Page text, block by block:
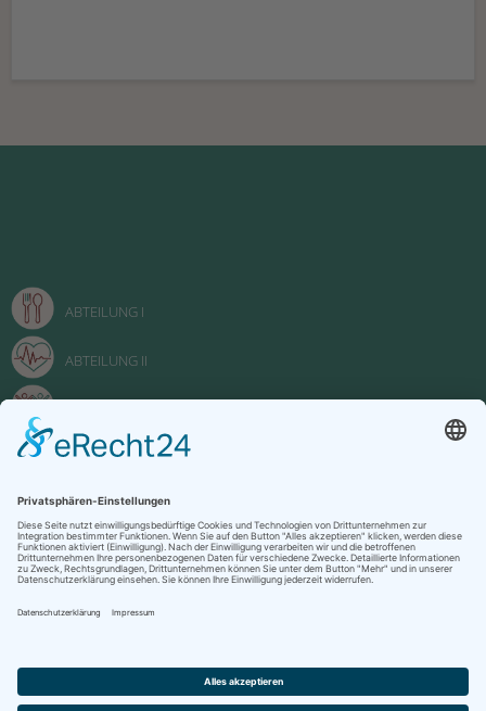
ABTEILUNG I
ABTEILUNG II
FACHOBERSCHULE
Impressum
Datenschutzerklärung
Kontakt